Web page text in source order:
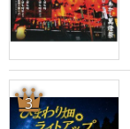
3